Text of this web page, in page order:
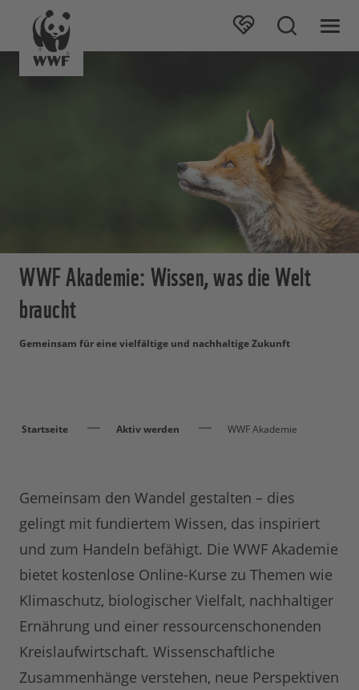
WWF Akademie: Wissen, was die Welt
braucht
Gemeinsam für eine vielfältige und nachhaltige Zukunft
Startseite Aktiv werden WWF Akademie
Gemeinsam den Wandel gestalten – dies
gelingt mit fundiertem Wissen, das inspiriert
und zum Handeln befähigt. Die WWF Akademie
bietet kostenlose Online-Kurse zu Themen wie
Klimaschutz, biologischer Vielfalt, nachhaltiger
Ernährung und einer ressourcenschonenden
Kreislaufwirtschaft. Wissenschaftliche
Zusammenhänge verstehen, neue Perspektiven